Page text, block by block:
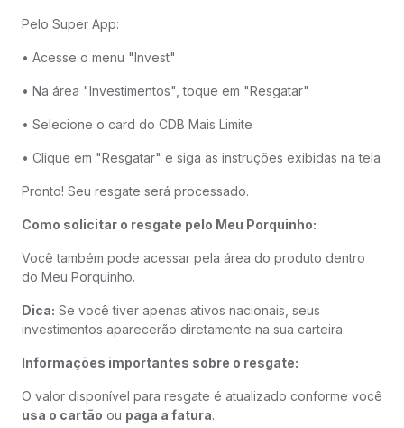
Pelo Super App:
• Acesse o menu "Invest"
• Na área "Investimentos", toque em "Resgatar"
• Selecione o card do CDB Mais Limite
• Clique em "Resgatar" e siga as instruções exibidas na tela
Pronto! Seu resgate será processado.
Como solicitar o resgate pelo Meu Porquinho:
Você também pode acessar pela área do produto dentro
do Meu Porquinho.
Dica: Se você tiver apenas ativos nacionais, seus
investimentos aparecerão diretamente na sua carteira.
Informações importantes sobre o resgate:
O valor disponível para resgate é atualizado conforme você
usa o cartão ou paga a fatura.